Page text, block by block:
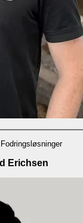
Erichsen